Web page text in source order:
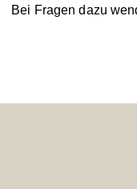
Bei Fragen dazu